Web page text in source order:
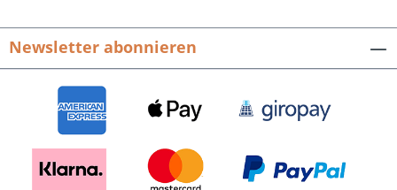
Förderung der Wissenschaften. Hrsg.
von Peter Diehl, Andreas Imhoff,
Lenelotte Möller. Veröffentlichungen
der Pfälzischen Gesellschaft zur
Förderung der Wissenschaften, Bd.
116.536 S. mit 181 farbigen Abb., fester
Einband.ISBN 978-3-89735-903-1. EUR
39,80.
Newsletter abonnieren